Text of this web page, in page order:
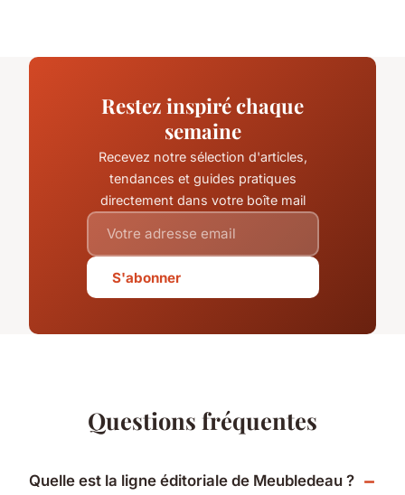
Restez inspiré chaque
semaine
Recevez notre sélection d'articles,
tendances et guides pratiques
directement dans votre boîte mail
S'abonner
Questions fréquentes
Quelle est la ligne éditoriale de Meubledeau ?